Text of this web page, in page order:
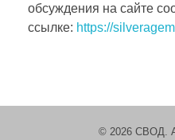
е
с
обсуждения на сайте
ссылке: https://
© 2026 СВОД.